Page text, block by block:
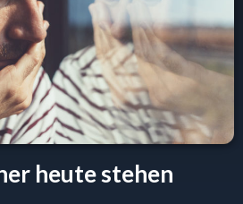
heute stehen